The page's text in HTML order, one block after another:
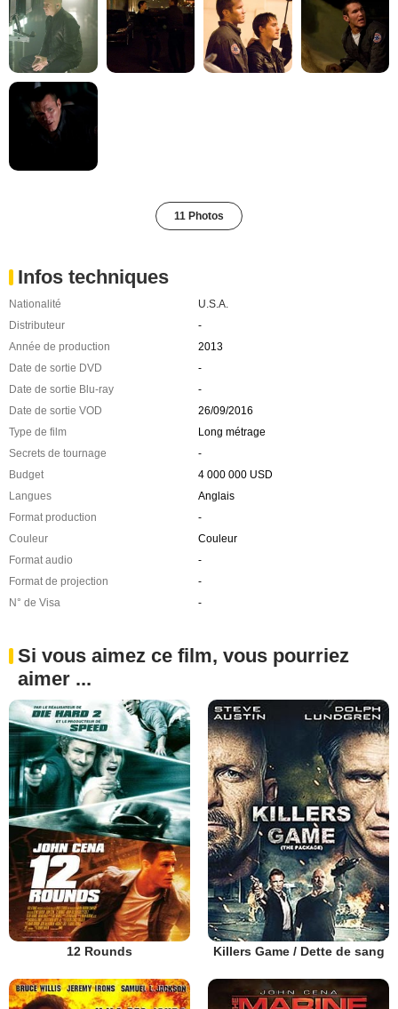
11 Photos
Infos techniques
Nationalité
U.S.A.
Distributeur
-
Année de production
2013
Date de sortie DVD
-
Date de sortie Blu-ray
-
Date de sortie VOD
26/09/2016
Type de film
Long métrage
Secrets de tournage
-
Budget
4 000 000 USD
Langues
Anglais
Format production
-
Couleur
Couleur
Format audio
-
Format de projection
-
N° de Visa
-
Si vous aimez ce film, vous pourriez
aimer ...
12 Rounds Killers Game / Dette de sang